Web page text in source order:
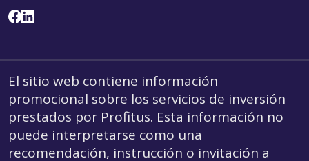
El sitio web contiene información
promocional sobre los servicios de inversión
prestados por Profitus. Esta información no
puede interpretarse como una
recomendación, instrucción o invitación a